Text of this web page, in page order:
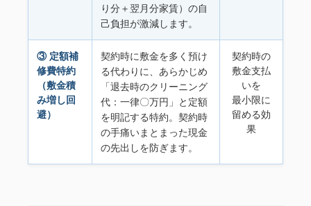
り分＋翌月分家賃）の自
己負担が激減します。
③ 定額補
修費特約
（敷金積
み増し回
避）
契約時に敷金を多く預け
る代わりに、あらかじめ
「退去時のクリーニング
代：一律〇万円」と定額
を明記する特約。契約時
の手痛いまとまった現金
の先出しを防ぎます。
契約時の
敷金支払
いを
最小限に
留める効
果